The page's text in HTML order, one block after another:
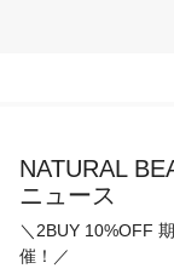
※モデルの着用画
NATURAL
ニュース
＼2BUY 10%OFF
催！／